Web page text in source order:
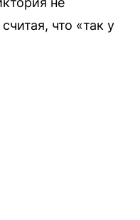
что «так у